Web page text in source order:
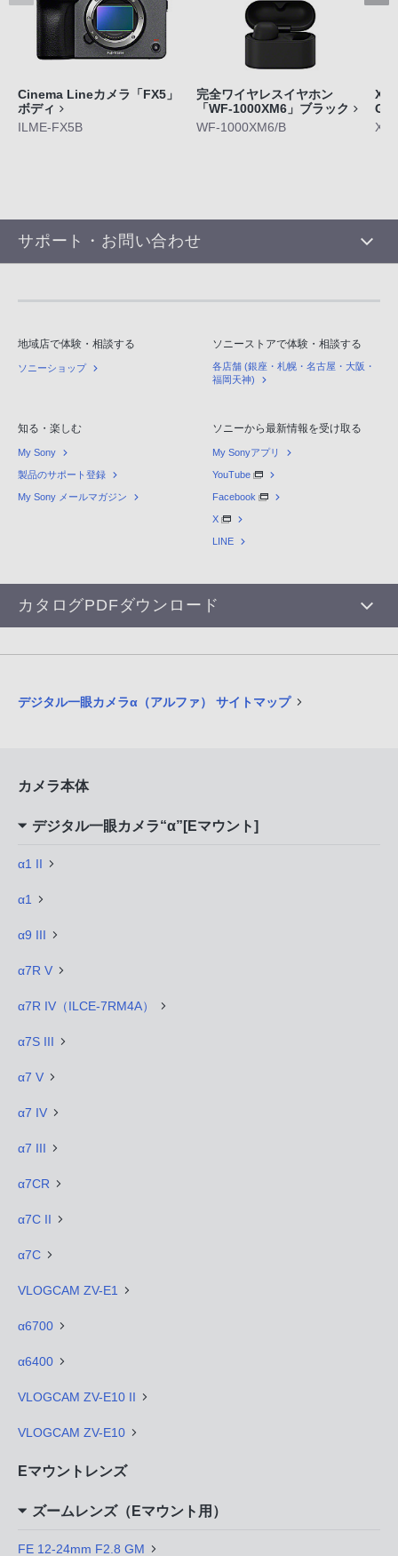
Cinema Lineカメラ「FX5」
ボディ
ILME-FX5B
完全ワイヤレスイヤホン
「WF-1000XM6」ブラック
WF-1000XM6/B
サポート・お問い合わせ
地域店で体験・相談する
ソニーショップ
ソニーストアで体験・相談する
各店舗 (銀座・札幌・名古屋・大阪・
福岡天神)
知る・楽しむ
My Sony
製品のサポート登録
My Sony メールマガジン
ソニーから最新情報を受け取る
My Sonyアプリ
YouTube
Facebook
X
LINE
カタログPDFダウンロード
デジタル一眼カメラα（アルファ） サイトマップ
カメラ本体
デジタル一眼カメラ“α”[Eマウント]
α1 II
α1
α9 III
α7R V
α7R IV（ILCE-7RM4A）
α7S III
α7 V
α7 IV
α7 III
α7CR
α7C II
α7C
VLOGCAM ZV-E1
α6700
α6400
VLOGCAM ZV-E10 II
VLOGCAM ZV-E10
Eマウントレンズ
ズームレンズ（Eマウント用）
FE 12-24mm F2.8 GM